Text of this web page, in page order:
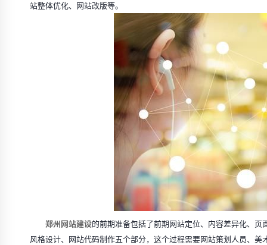
站整体优化、网站改版等。
郑州网站建设的前期准备包括了前期网站定位、内容差异化、
风格设计、网站代码制作五个部分，这个过程需要网站策划人员、